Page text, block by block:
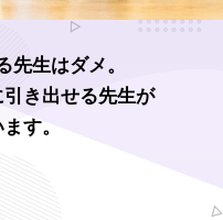
先生はダメ。
き出せる先生が
す。